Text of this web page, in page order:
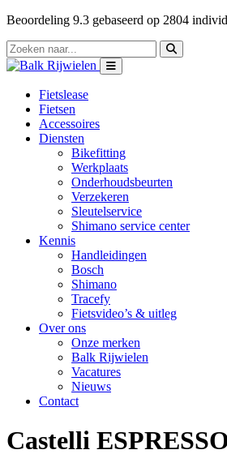
Beoordeling 9.3 gebaseerd op 2804
Fietslease
Fietsen
Accessoires
Diensten
Bikefitting
Werkplaats
Onderhoudsbeurten
Verzekeren
Sleutelservice
Shimano service center
Kennis
Handleidingen
Bosch
Shimano
Tracefy
Fietsvideo’s & uitleg
Over ons
Onze merken
Balk Rijwielen
Vacatures
Nieuws
Contact
Castelli